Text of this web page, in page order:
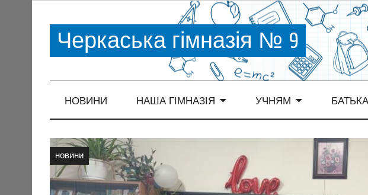
Черкаська гімназія № 9
НОВИНИ НАША ГІМНАЗІЯ УЧНЯМ
новини